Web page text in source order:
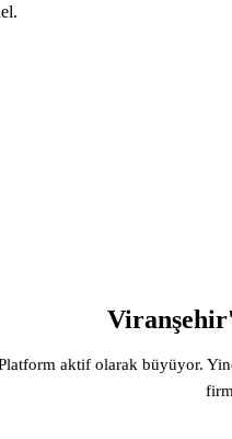
aktif olarak büyüyor.